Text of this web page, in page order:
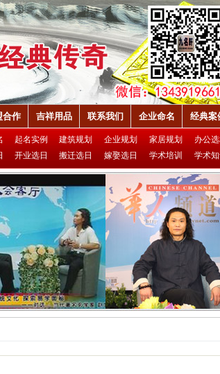
合作 吉祥用品 联系我们 企业命名 经典案
起名实例 建筑规划 企业规划 家居规划
办公
开业选日 搬迁选日 嫁娶选日 学术培训 学术